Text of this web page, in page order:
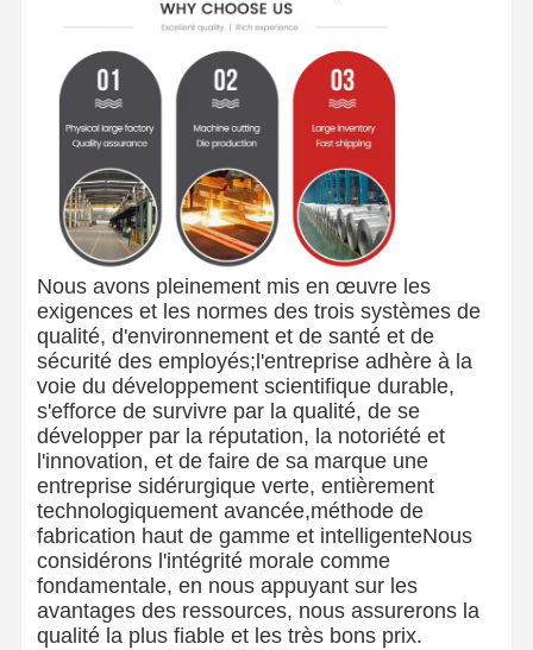
Nous avons pleinement mis en œuvre les
exigences et les normes des trois systèmes de
qualité, d'environnement et de santé et de
sécurité des employés;l'entreprise adhère à la
voie du développement scientifique durable,
s'efforce de survivre par la qualité, de se
développer par la réputation, la notoriété et
l'innovation, et de faire de sa marque une
entreprise sidérurgique verte, entièrement
technologiquement avancée,méthode de
fabrication haut de gamme et intelligenteNous
considérons l'intégrité morale comme
fondamentale, en nous appuyant sur les
avantages des ressources, nous assurerons la
qualité la plus fiable et les très bons prix.